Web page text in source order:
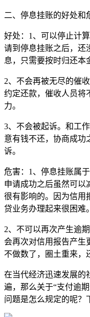
二、停息挂账的好处和
好处：1、可以停止计
请到停息挂账之后，还
息，只需要按时归还本
2、不会再被无尽的催
约定还款，催收人员将
力。
3、不会被起诉。和工
意有钱不还，协商成功
诉。
危害：1、停息挂账属
申请成功之后虽然可以
很有影响的。因为信用
贷业务办理起来很困难。
2、不可以再次产生逾
会再次对信用报告产生
不做数了，圈土重来，
在当代经济迅速发展的
遍，那么关于“支付逾
问题是怎么规定的呢？